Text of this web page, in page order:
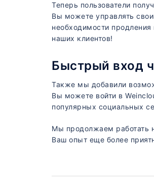
Теперь пользователи
Вы можете управлять
необходимости
наших клиентов!
Быстрый вход
Также мы добавили
Вы можете войти в
популярных социальных
Мы продолжаем работать
Ваш опыт еще более